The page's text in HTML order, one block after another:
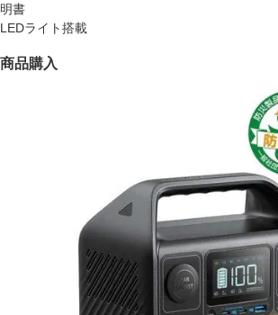
明書
LEDライト搭載
商品購入